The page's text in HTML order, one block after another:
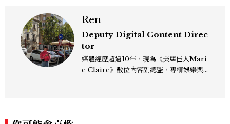
Ren
Deputy Digital Content Direc
tor
媒體經歷超過10年，現為《美麗佳人Mari
e Claire》數位內容副總監，專精娛樂與